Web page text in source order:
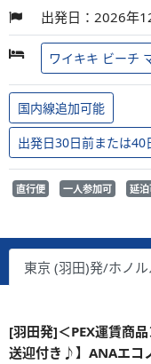
出発日：2026年
ワイキキ ビーチ
国内線追加可能
出発日30日前または40
直行便 一人参加可 延
東京 (羽田)発/ホノル
[羽田発]＜PEX運賃商
送迎付き♪】ANAエコ